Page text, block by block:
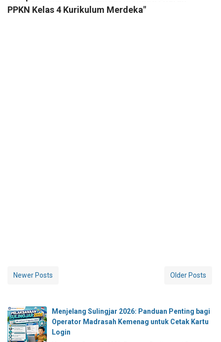
PPKN Kelas 4 Kurikulum Merdeka"
Newer Posts Older Posts
Menjelang Sulingjar 2026: Panduan Penting bagi
Operator Madrasah Kemenag untuk Cetak Kartu
Login